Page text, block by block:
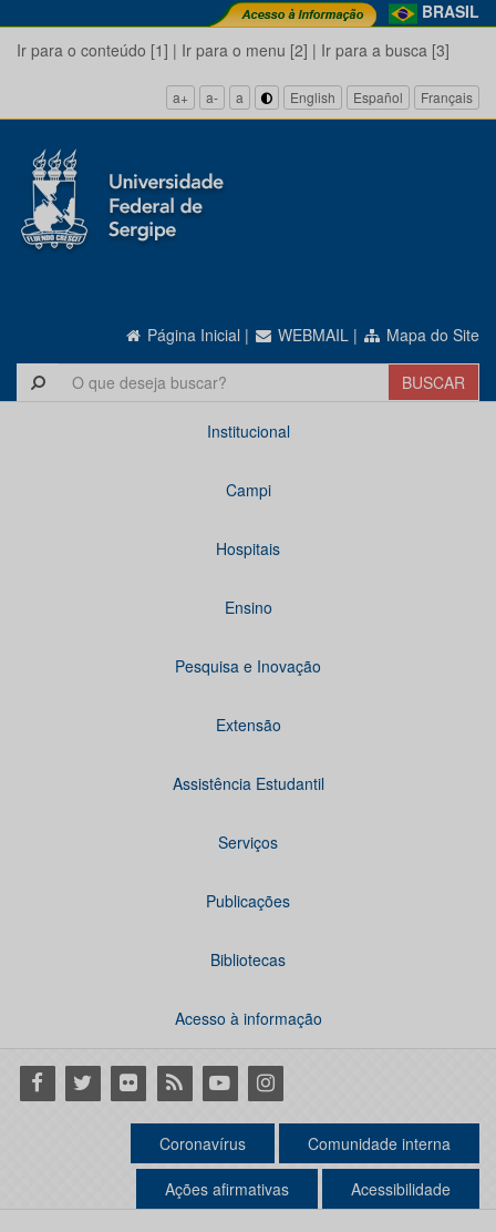
BRASIL
Ir para o conteúdo [1] | Ir para o menu [2] | Ir para a busca [3]
a+ a- a English Español Français
Página Inicial | WEBMAIL | Mapa do Site
Institucional
Campi
Hospitais
Ensino
Pesquisa e Inovação
Extensão
Assistência Estudantil
Serviços
Publicações
Bibliotecas
Acesso à informação
Facebook
Twitter Flickr RSS YoutubeInstagram
Coronavírus Comunidade interna
Ações afirmativas Acessibilidade